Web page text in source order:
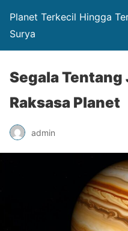
Planet Terkecil Hingga
Surya
Segala
Raksasa Planet
admin